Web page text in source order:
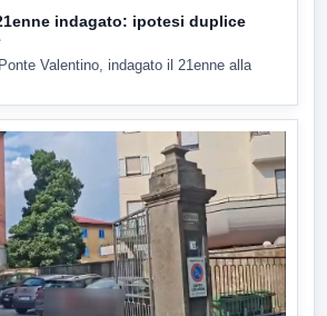
indagato: ipotesi duplice
Valentino, indagato il 21enne alla